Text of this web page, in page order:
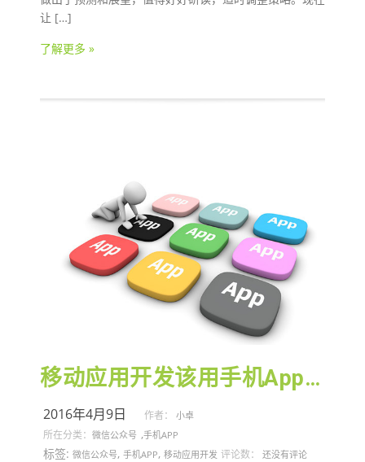
让 […]
了解更多 »
移动应用开发该用手机App还是微信公众号？
2016年4月9日 作者： 小卓
所在分类： 微信公众号 ,手机APP
标签: 微信公众号, 手机APP, 移动应用开发 评论数： 还没有评论